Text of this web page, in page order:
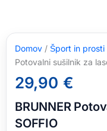
Domov / Šport in prosti
Potovalni sušilnik za
29,90 €
BRUNNER
SOFFIO